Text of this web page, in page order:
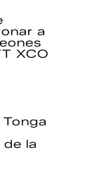
a
XCO
la